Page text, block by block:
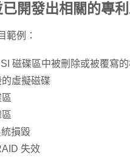
開發出相關的專利
範例：
磁碟區中被刪除或被覆寫
虛擬磁碟
損毀
失效